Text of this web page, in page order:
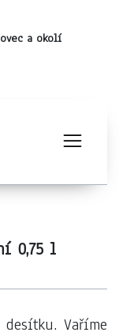
a okolí
0,75 l
Vaříme